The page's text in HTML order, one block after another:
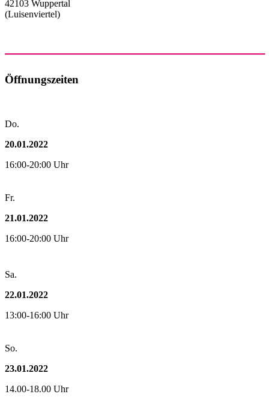
42103 Wuppertal
(Luisenviertel)
Öffnungszeiten
Do.
20.01.2022
16:00-20:00 Uhr
Fr.
21.01.2022
16:00-20:00 Uhr
Sa.
22.01.2022
13:00-16:00 Uhr
So.
23.01.2022
14.00-18.00 Uhr